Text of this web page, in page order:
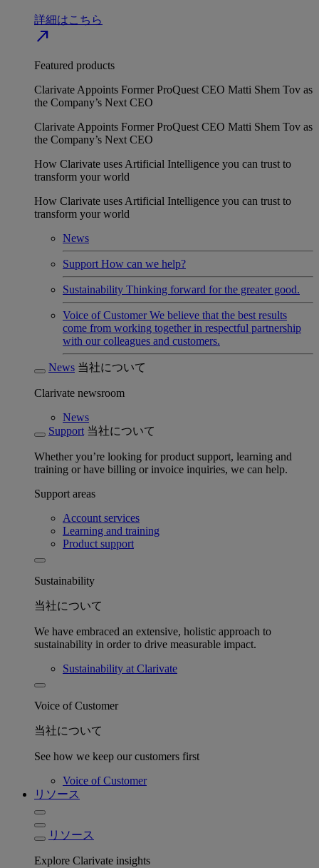
詳細はこちら
north_east
Featured products
Clarivate Appoints Former ProQuest CEO Matti Shem Tov as
the Company’s Next CEO
Clarivate Appoints Former ProQuest CEO Matti Shem Tov as
the Company’s Next CEO
How Clarivate uses Artificial Intelligence you can trust to
transform your world
How Clarivate uses Artificial Intelligence you can trust to
transform your world
News
Support How can we help?
Sustainability Thinking forward for the greater good.
Voice of Customer We believe that the best results
come from working together in respectful partnership
with our colleagues and customers.
News 当社について
Clarivate newsroom
News
Support 当社について
Whether you’re looking for product support, learning and
training or have billing or invoice inquiries, we can help.
Support areas
Account services
Learning and training
Product support
Sustainability
当社について
We have embraced an extensive, holistic approach to
sustainability in order to drive measurable impact.
Sustainability at Clarivate
Voice of Customer
当社について
See how we keep our customers first
Voice of Customer
リソース
リソース
Explore Clarivate insights